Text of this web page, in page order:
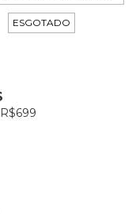
ESGOTADO